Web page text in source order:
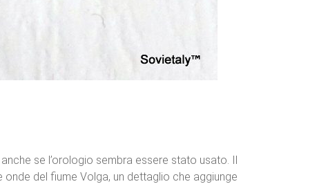
se l’orologio sembra essere stato usato. Il
del fiume Volga, un dettaglio che aggiunge